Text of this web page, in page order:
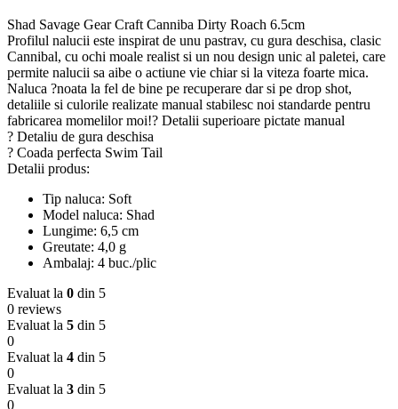
Shad Savage Gear Craft Canniba Dirty Roach 6.5cm
Profilul nalucii este inspirat de unu pastrav, cu gura deschisa, clasic
Cannibal, cu ochi moale realist si un nou design unic al paletei, care
permite nalucii sa aibe o actiune vie chiar si la viteza foarte mica.
Naluca ?noata la fel de bine pe recuperare dar si pe drop shot,
detaliile si culorile realizate manual stabilesc noi standarde pentru
fabricarea momelilor moi!? Detalii superioare pictate manual
? Detaliu de gura deschisa
? Coada perfecta Swim Tail
Detalii produs:
Tip naluca: Soft
Model naluca: Shad
Lungime: 6,5 cm
Greutate: 4,0 g
Ambalaj: 4 buc./plic
Evaluat la 0 din 5
0 reviews
Evaluat la 5 din 5
0
Evaluat la 4 din 5
0
Evaluat la 3 din 5
0